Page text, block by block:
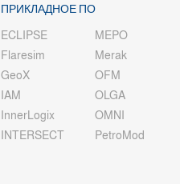
ПРИКЛАДНОЕ ПО
ECLIPSE
Flaresim
GeoX
IAM
InnerLogix
INTERSECT
MEPO
Merak
OFM
OLGA
OMNI
PetroMod